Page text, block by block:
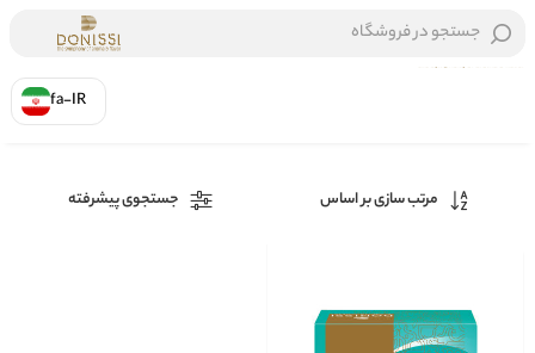
جستجو در فروشگاه
fa-IR
مرتب سازی بر اساس جستجوی پیشرفته